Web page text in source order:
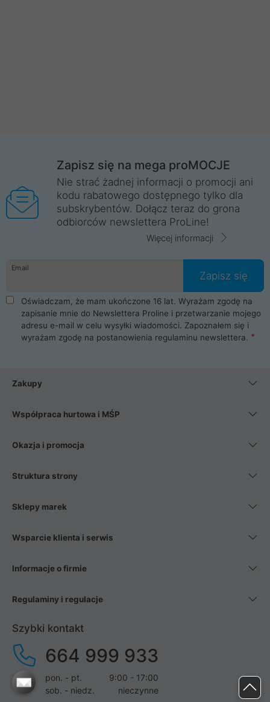
Zapisz się na mega proMOCJE
Nie strać żadnej informacji o promocji ani
kodu rabatowego dostępnego tylko dla
subskrybentów. Dołącz teraz do grona
odbiorców newslettera ProLine!
Więcej informacji
Email
Zapisz się
Oświadczam, że mam ukończone 16 lat. Wyrażam zgodę na
zapisanie mnie do Newslettera Proline i przetwarzanie mojego
adresu e-mail w celu wysyłki wiadomości. Zapoznałem się i
wyrażam zgodę na postanowienia regulaminu newslettera.
Zakupy
Współpraca hurtowa i MŚP
Okazja i promocja
Struktura strony
Sklepy marek
Wsparcie klienta i serwis
Informacje o firmie
Regulaminy i regulacje
Szybki kontakt
664 999 933
pon. - pt.
9:00 - 17:00
sob. - niedz.
nieczynne